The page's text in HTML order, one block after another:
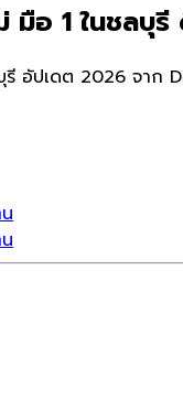
มือ 1 ในชลบุ
รี อัปเดต 2026 จาก